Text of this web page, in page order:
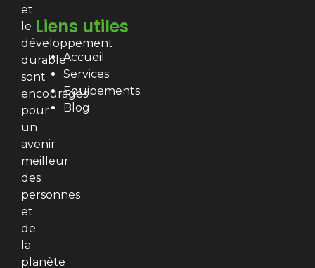
et
le
développement
durable
sont
encouragés
pour
un
avenir
meilleur
des
personnes
et
de
la
planète
Liens utiles
Accueil
Services
Equipements
Blog